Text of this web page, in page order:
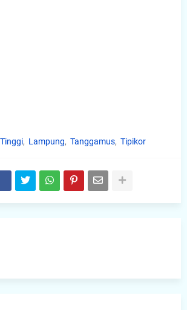
Lampung Tanggamus Tipikor